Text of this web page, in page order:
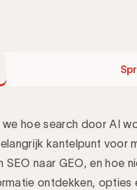
we hoe search door AI
kantelpunt voor
naar GEO, en hoe
ontdekken, opties